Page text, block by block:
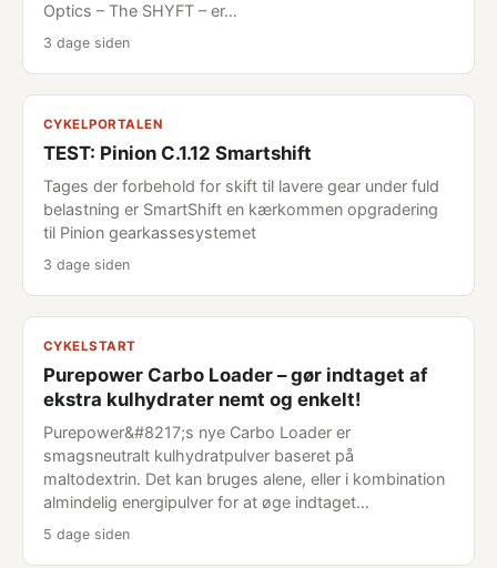
Optics – The SHYFT – er…
3 dage siden
CYKELPORTALEN
TEST: Pinion C.1.12 Smartshift
Tages der forbehold for skift til lavere gear under fuld
belastning er SmartShift en kærkommen opgradering
til Pinion gearkassesystemet
3 dage siden
CYKELSTART
Purepower Carbo Loader – gør indtaget af
ekstra kulhydrater nemt og enkelt!
Purepower&#8217;s nye Carbo Loader er
smagsneutralt kulhydratpulver baseret på
maltodextrin. Det kan bruges alene, eller i kombination
almindelig energipulver for at øge indtaget…
5 dage siden